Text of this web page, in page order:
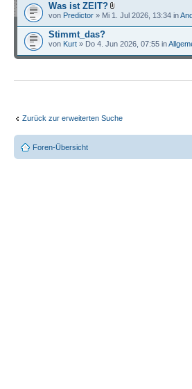
Was ist ZEIT?
von Predictor » Mi 1. Jul 2026, 13:34 in
Stimmt_das?
von Kurt » Do 4. Jun 2026, 07:55 in
Zurück zur erweiterten Suche
Foren-Übersicht